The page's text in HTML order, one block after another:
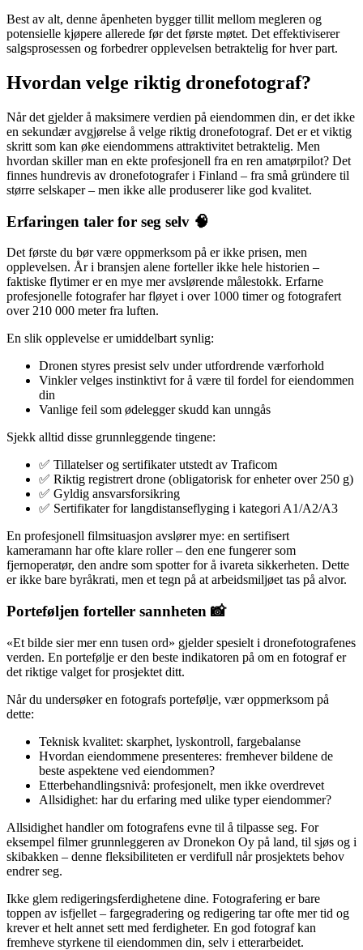
Best av alt, denne åpenheten bygger tillit mellom megleren og
potensielle kjøpere allerede før det første møtet. Det effektiviserer
salgsprosessen og forbedrer opplevelsen betraktelig for hver part.
Hvordan velge riktig dronefotograf?
Når det gjelder å maksimere verdien på eiendommen din, er det ikke
en sekundær avgjørelse å velge riktig dronefotograf. Det er et viktig
skritt som kan øke eiendommens attraktivitet betraktelig. Men
hvordan skiller man en ekte profesjonell fra en ren amatørpilot? Det
finnes hundrevis av dronefotografer i Finland – fra små gründere til
større selskaper – men ikke alle produserer like god kvalitet.
Erfaringen taler for seg selv 🧠
Det første du bør være oppmerksom på er ikke prisen, men
opplevelsen. År i bransjen alene forteller ikke hele historien –
faktiske flytimer er en mye mer avslørende målestokk. Erfarne
profesjonelle fotografer har fløyet i over 1000 timer og fotografert
over 210 000 meter fra luften.
En slik opplevelse er umiddelbart synlig:
Dronen styres presist selv under utfordrende værforhold
Vinkler velges instinktivt for å være til fordel for eiendommen
din
Vanlige feil som ødelegger skudd kan unngås
Sjekk alltid disse grunnleggende tingene:
✅ Tillatelser og sertifikater utstedt av Traficom
✅ Riktig registrert drone (obligatorisk for enheter over 250 g)
✅ Gyldig ansvarsforsikring
✅ Sertifikater for langdistanseflyging i kategori A1/A2/A3
En profesjonell filmsituasjon avslører mye: en sertifisert
kameramann har ofte klare roller – den ene fungerer som
fjernoperatør, den andre som spotter for å ivareta sikkerheten. Dette
er ikke bare byråkrati, men et tegn på at arbeidsmiljøet tas på alvor.
Porteføljen forteller sannheten 📸
«Et bilde sier mer enn tusen ord» gjelder spesielt i dronefotografenes
verden. En portefølje er den beste indikatoren på om en fotograf er
det riktige valget for prosjektet ditt.
Når du undersøker en fotografs portefølje, vær oppmerksom på
dette:
Teknisk kvalitet: skarphet, lyskontroll, fargebalanse
Hvordan eiendommene presenteres: fremhever bildene de
beste aspektene ved eiendommen?
Etterbehandlingsnivå: profesjonelt, men ikke overdrevet
Allsidighet: har du erfaring med ulike typer eiendommer?
Allsidighet handler om fotografens evne til å tilpasse seg. For
eksempel filmer grunnleggeren av Dronekon Oy på land, til sjøs og i
skibakken – denne fleksibiliteten er verdifull når prosjektets behov
endrer seg.
Ikke glem redigeringsferdighetene dine. Fotografering er bare
toppen av isfjellet – fargegradering og redigering tar ofte mer tid og
krever et helt annet sett med ferdigheter. En god fotograf kan
fremheve styrkene til eiendommen din, selv i etterarbeidet.